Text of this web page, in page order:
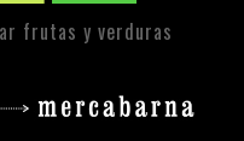
frutas y verduras